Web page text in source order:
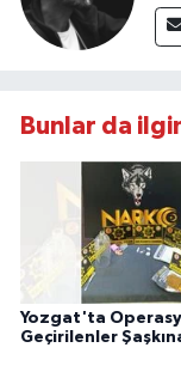
Bunlar da
Yozgat'ta
Geçirilenler